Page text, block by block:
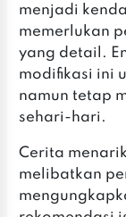
menjadi
memerlukan
yang detail.
modifikasi ini
namun tetap
sehari-hari.
Cerita
melibatkan